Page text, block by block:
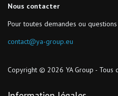
Nous contacter
Pour toutes demandes ou questions
contact@ya-group.eu
Copyright © 2026 YA Group - Tous